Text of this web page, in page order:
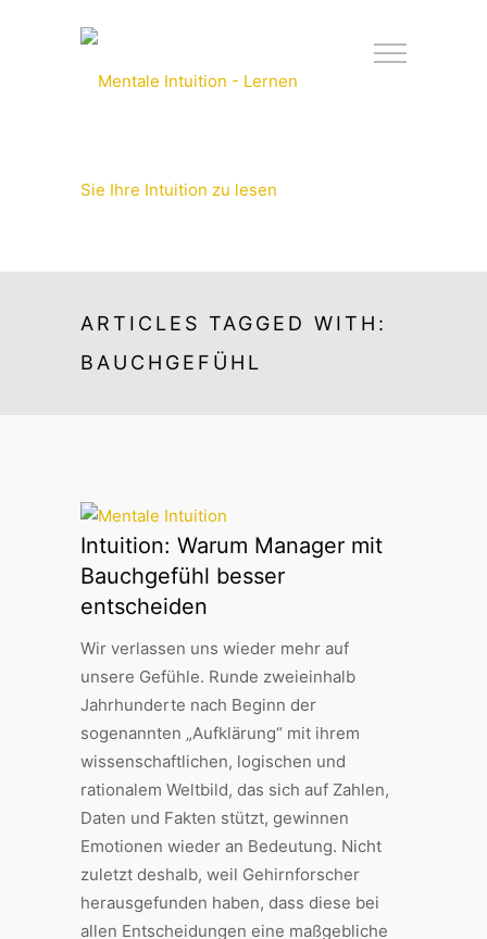
ARTICLES TAGGED WITH:
BAUCHGEFÜHL
Intuition: Warum Manager mit
Bauchgefühl besser
entscheiden
Wir verlassen uns wieder mehr auf
unsere Gefühle. Runde zweieinhalb
Jahrhunderte nach Beginn der
sogenannten „Aufklärung“ mit ihrem
wissenschaftlichen, logischen und
rationalem Weltbild, das sich auf Zahlen,
Daten und Fakten stützt, gewinnen
Emotionen wieder an Bedeutung. Nicht
zuletzt deshalb, weil Gehirnforscher
herausgefunden haben, dass diese bei
allen Entscheidungen eine maßgebliche